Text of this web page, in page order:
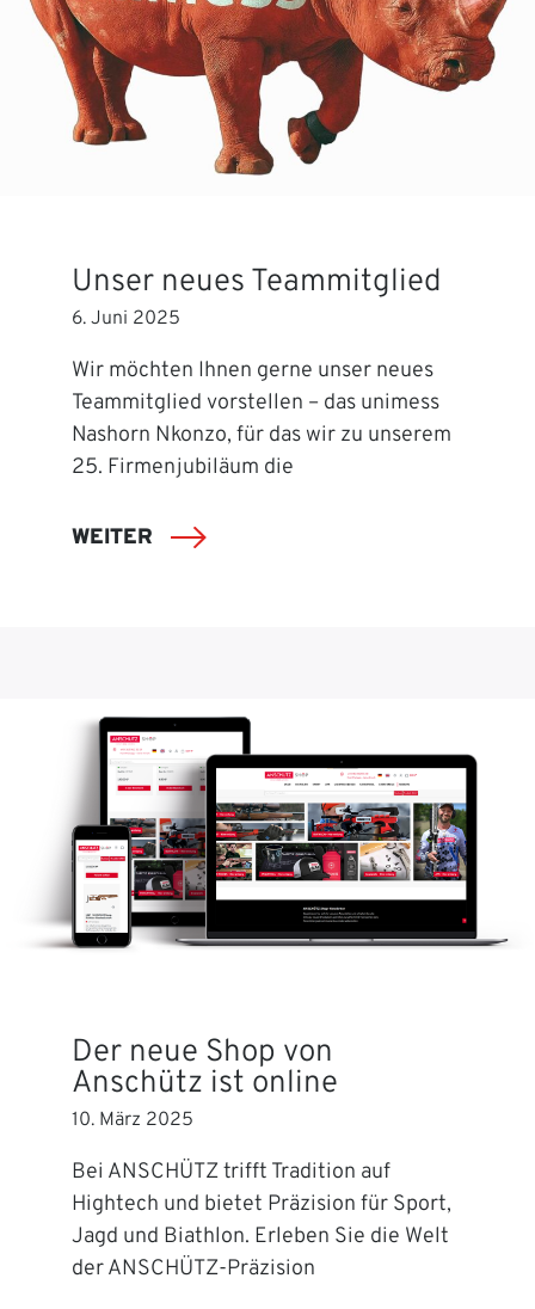
Unser neues Teammitglied
6. Juni 2025
Wir möchten Ihnen gerne unser neues
Teammitglied vorstellen – das unimess
Nashorn Nkonzo, für das wir zu unserem
25. Firmenjubiläum die
WEITER
Der neue Shop von
Anschütz ist online
10. März 2025
Bei ANSCHÜTZ trifft Tradition auf
Hightech und bietet Präzision für Sport,
Jagd und Biathlon. Erleben Sie die Welt
der ANSCHÜTZ-Präzision